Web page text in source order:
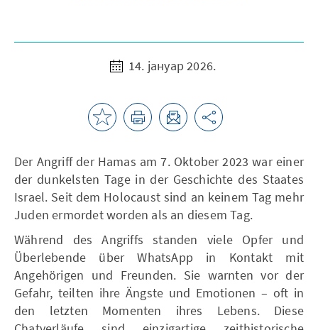
14. јануар 2026.
Der Angriff der Hamas am 7. Oktober 2023 war einer
der dunkelsten Tage in der Geschichte des Staates
Israel. Seit dem Holocaust sind an keinem Tag mehr
Juden ermordet worden als an diesem Tag.
Während des Angriffs standen viele Opfer und
Überlebende über WhatsApp in Kontakt mit
Angehörigen und Freunden. Sie warnten vor der
Gefahr, teilten ihre Ängste und Emotionen – oft in
den letzten Momenten ihres Lebens. Diese